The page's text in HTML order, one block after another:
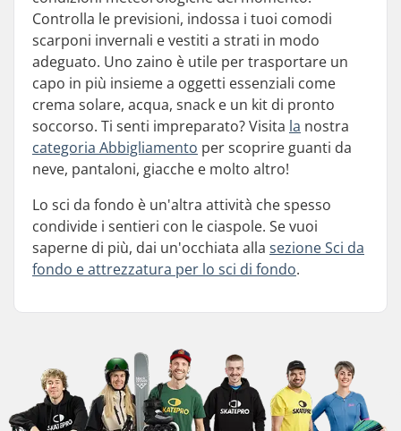
Controlla le previsioni, indossa i tuoi comodi
scarponi invernali e vestiti a strati in modo
adeguato. Uno zaino è utile per trasportare un
capo in più insieme a oggetti essenziali come
crema solare, acqua, snack e un kit di pronto
soccorso. Ti senti impreparato? Visita la nostra
categoria Abbigliamento per scoprire guanti da
neve, pantaloni, giacche e molto altro!
Lo sci da fondo è un'altra attività che spesso
condivide i sentieri con le ciaspole. Se vuoi
saperne di più, dai un'occhiata alla sezione Sci da
fondo e attrezzatura per lo sci di fondo.